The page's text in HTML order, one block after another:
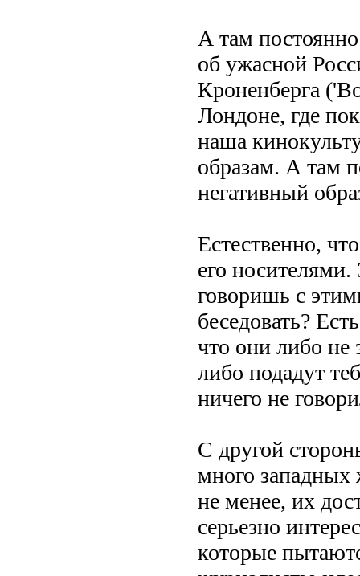
А там
об ужасной
Кроненберга
Лондоне, где
наша
образам. А там
негативный
Естественно,
его носителями.
говоришь с
беседовать?
что они либо не
либо подадут
ничего не
С другой
много западных
не менее, их
серьезно
которые